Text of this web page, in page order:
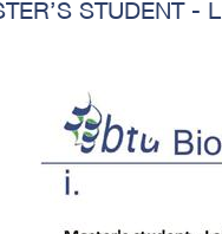
STUDENT -